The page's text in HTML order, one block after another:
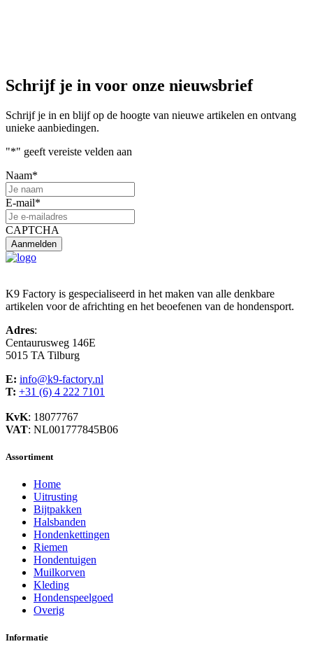
Schrijf je in voor onze nieuwsbrief
Schrijf je in en blijf op de hoogte van nieuwe artikelen en ontvang
unieke aanbiedingen.
"*" geeft vereiste velden aan
Naam*
E-mail*
CAPTCHA
K9 Factory is gespecialiseerd in het maken van alle denkbare
artikelen voor de africhting en het beoefenen van de hondensport.
Adres:
Centaurusweg 146E
5015 TA Tilburg
E: info@k9-factory.nl
T: +31 (6) 4 222 7101
KvK: 18077767
VAT: NL001777845B06
Assortiment
Home
Uitrusting
Bijtpakken
Halsbanden
Hondenkettingen
Riemen
Hondentuigen
Muilkorven
Kleding
Hondenspeelgoed
Overig
Informatie